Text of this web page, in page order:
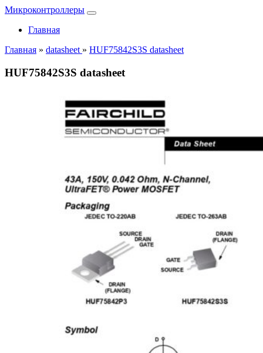
Микроконтроллеры
Главная
Главная » datasheet » HUF75842S3S datasheet
HUF75842S3S datasheet